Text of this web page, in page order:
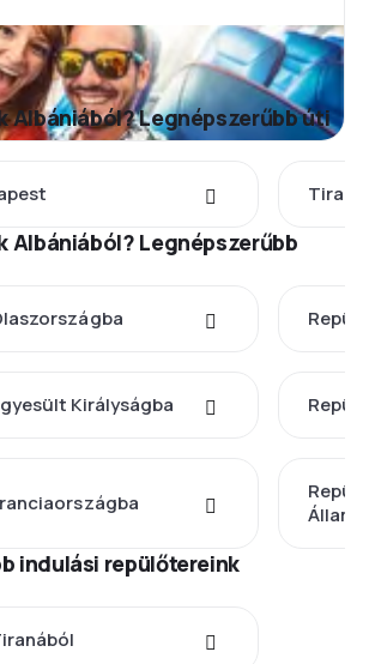
Albániából? Legnépszerűbb úti
Albániából? Legnépszerűbb
Királyságba
indulási repülőtereink